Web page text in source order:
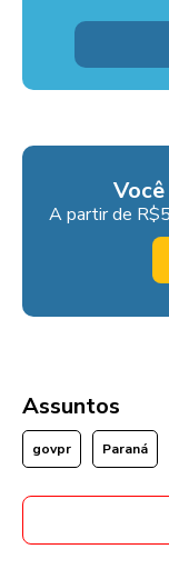
A partir de
Assuntos
govpr Paraná